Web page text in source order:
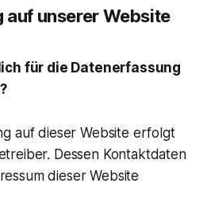
auf unserer Website
für die Datenerfassung
auf dieser Website erfolgt
Dessen Kontaktdaten
dieser Website